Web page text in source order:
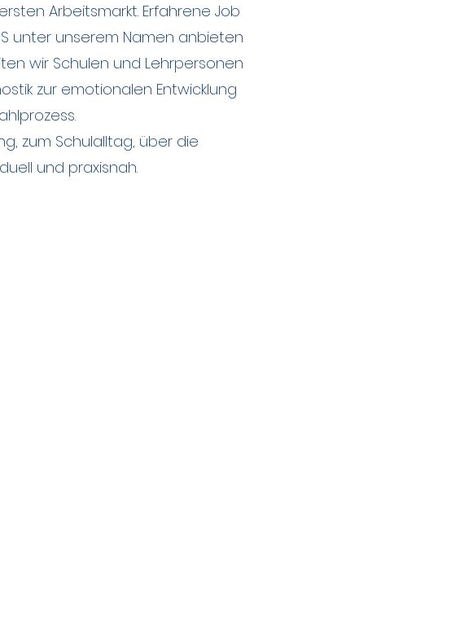
Arbeitsmarkt. Erfahrene Job
unter unserem Namen anbieten
wir Schulen und Lehrpersonen
zur emotionalen Entwicklung
zum Schulalltag, über die
und praxisnah.